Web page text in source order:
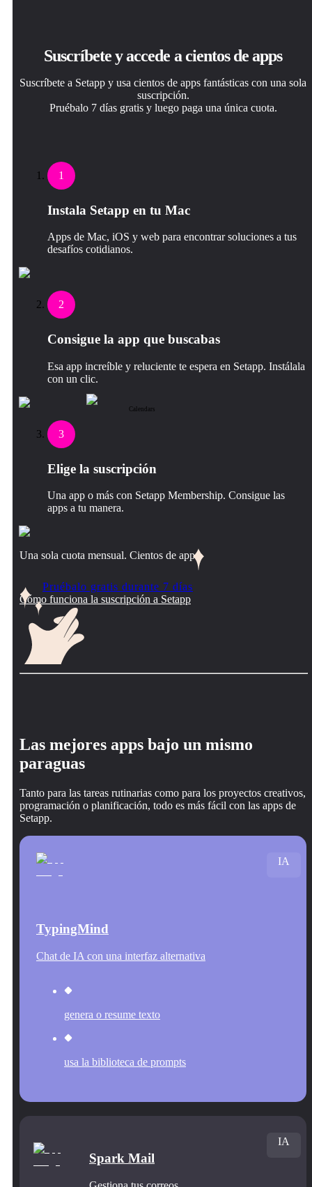
Suscríbete y accede a cientos de apps
Suscríbete a Setapp y usa cientos de apps fantásticas con una sola
suscripción.
Pruébalo 7 días gratis y luego paga una única cuota.
1
Instala Setapp en tu Mac
Apps de Mac, iOS y web para encontrar soluciones a tus
desafíos cotidianos.
2
Consigue la app que buscabas
Esa app increíble y reluciente te espera en Setapp. Instálala
con un clic.
Calendars
3
Elige la suscripción
Una app o más con Setapp Membership. Consigue las
apps a tu manera.
Una sola cuota mensual. Cientos de apps.
Pruébalo gratis durante 7 días
Cómo funciona la suscripción a Setapp
Las mejores apps bajo un mismo
paraguas
Tanto para las tareas rutinarias como para los proyectos creativos,
programación o planificación, todo es más fácil con las apps de
Setapp.
TypingMind
Chat de IA con una interfaz alternativa
genera o resume texto
usa la biblioteca de prompts
IA
Spark Mail
IA